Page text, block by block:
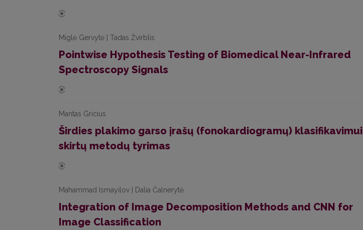
Miglė Gervytė | Tadas Žvirblis
Pointwise Hypothesis Testing of Biomedical Near-Infrared
Spectroscopy Signals
Mantas Gricius
Širdies plakimo garso įrašų (fonokardiogramų) klasifikavimui
skirtų metodų tyrimas
Mahammad Ismayilov | Dalia Čalnerytė
Integration of Image Decomposition Methods and CNN for
Image Classification